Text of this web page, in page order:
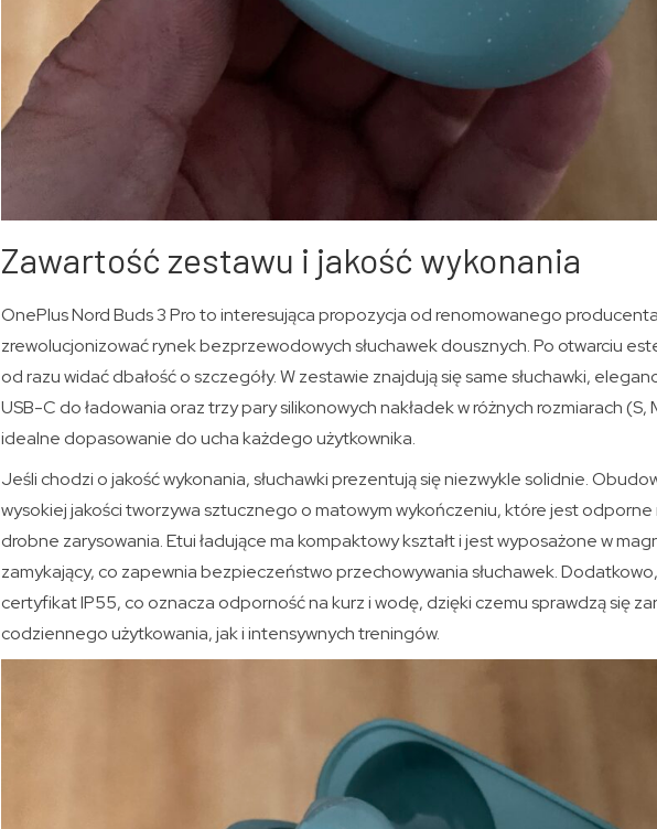
Zawartość zestawu i jakość wykonania
OnePlus Nord Buds 3 Pro to interesująca propozycja od renomowanego
zrewolucjonizować rynek bezprzewodowych słuchawek dousznych. Po otwarciu
od razu widać dbałość o szczegóły. W zestawie znajdują się same słuchawki,
USB-C do ładowania oraz trzy pary silikonowych nakładek w różnych rozmiarach (S,
idealne dopasowanie do ucha każdego użytkownika.
Jeśli chodzi o jakość wykonania, słuchawki prezentują się niezwykle solidnie.
wysokiej jakości tworzywa sztucznego o matowym wykończeniu, które jest odporne
drobne zarysowania. Etui ładujące ma kompaktowy kształt i jest wyposażone w
zamykający, co zapewnia bezpieczeństwo przechowywania słuchawek.
certyfikat IP55, co oznacza odporność na kurz i wodę, dzięki czemu sprawdzą się
codziennego użytkowania, jak i intensywnych treningów.